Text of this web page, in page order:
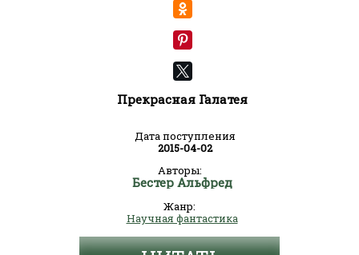
Прекрасная Галатея
Дата поступления
2015-04-02
Авторы:
Бестер Альфред
Жанр:
Научная фантастика